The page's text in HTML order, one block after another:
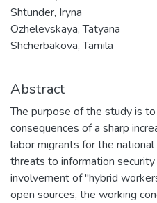
Shtunder, Iryna
Ozhelevskaya, Tatyana
Shcherbakova, Tamila
Abstract
The purpose of the study is
consequences of a sharp
labor migrants for the
threats to information
involvement of "hybrid
open sources, the working